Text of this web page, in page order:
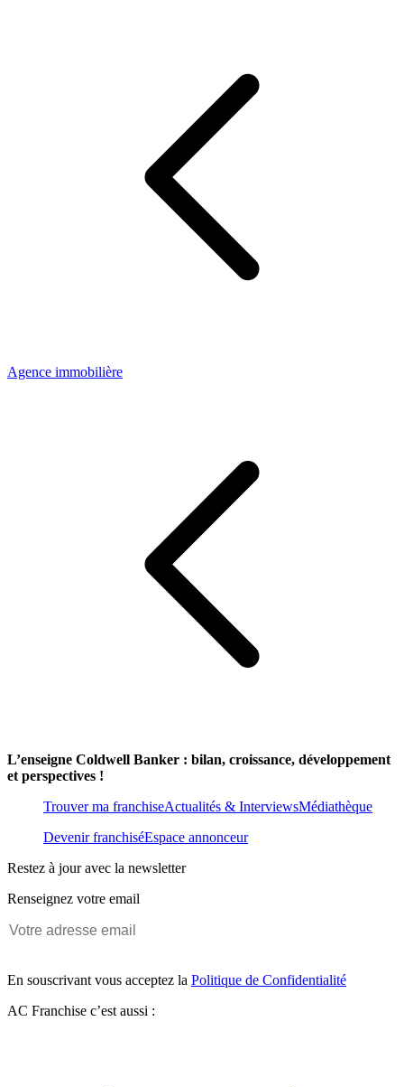
Agence immobilière
L’enseigne Coldwell Banker : bilan, croissance, développement
et perspectives !
Trouver ma franchiseActualités & InterviewsMédiathèque
Devenir franchiséEspace annonceur
Restez à jour avec la newsletter
Renseignez votre email
En souscrivant vous acceptez la Politique de Confidentialité
AC Franchise c’est aussi :